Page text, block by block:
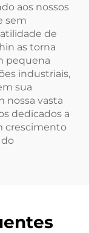
aos nossos
sem
de
as torna
pequena
industriais,
sua
nossa vasta
dedicados a
crescimento